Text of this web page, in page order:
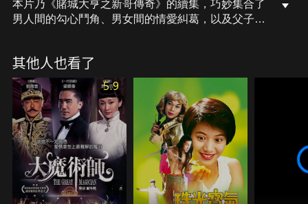
本片乃《賭城大亨之新哥傳奇》的續集，巧妙集合了
男人間的勾心鬥角、男女間的情愛糾葛，以及父子兄
樂兒之子傅震以為父親死於賀新手下，一直處心積慮
安排復仇大計，更拉攏聶聯手對付賀新。賀新腹背受
敵，情況岌岌可危！
其他人也看了
5.9